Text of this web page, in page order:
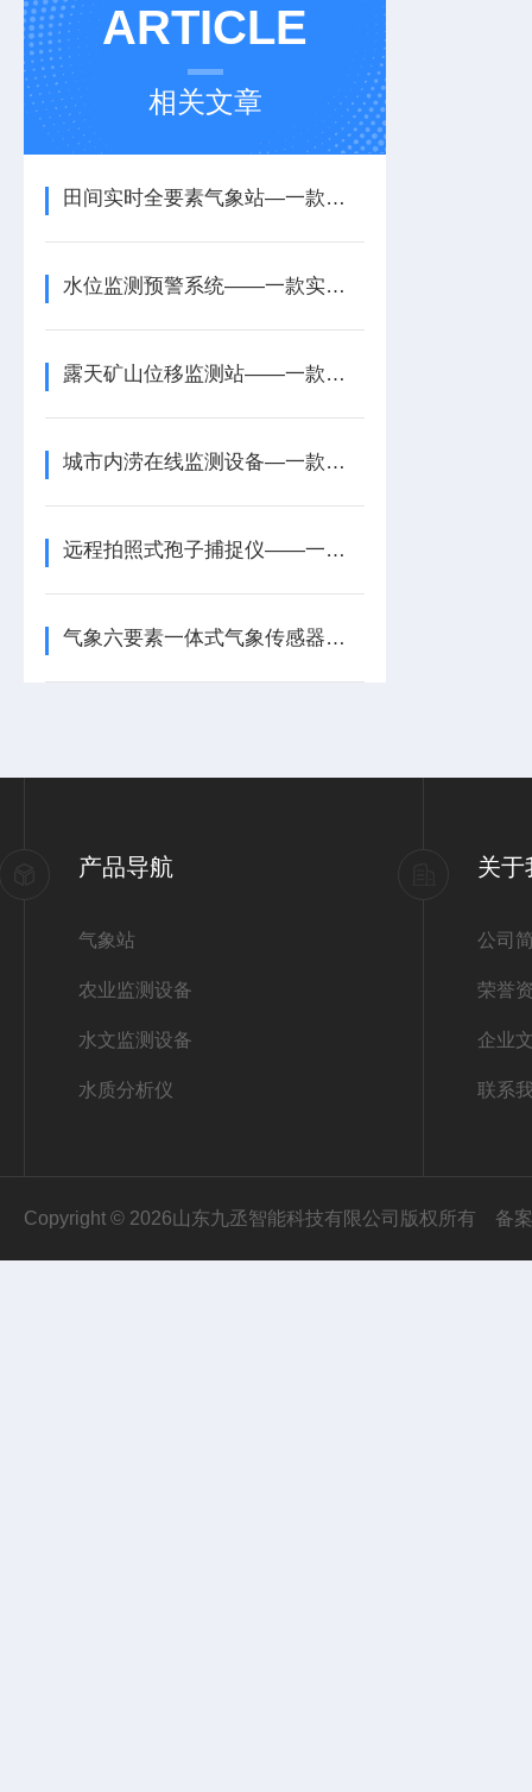
ARTICLE
相关文章
田间实时全要素气象站—一款忠诚守护小型区域一体化气象站2024全+境+派+送
水位监测预警系统——一款实现自动化管理的河道水位雨量监测系统2025+派+送
露天矿山位移监测站——一款复杂地形都可的边坡沉降位移监测站2024全境派送
城市内涝在线监测设备—一款适应户外复杂的城市内涝监测预警系统2026+派+送
远程拍照式孢子捕捉仪——一款能拍照的孢子自动捕捉分析系统2025全+境+派送
气象六要素一体式气象传感器—一款避免关键隐患的六要素气象监测仪+派+送
产品导航
气象站
农业监测设备
水文监测设备
水质分析仪
关于
公司
荣誉
企业
联系
Copyright © 2026山东九丞智能科技有限公司版权所有 备